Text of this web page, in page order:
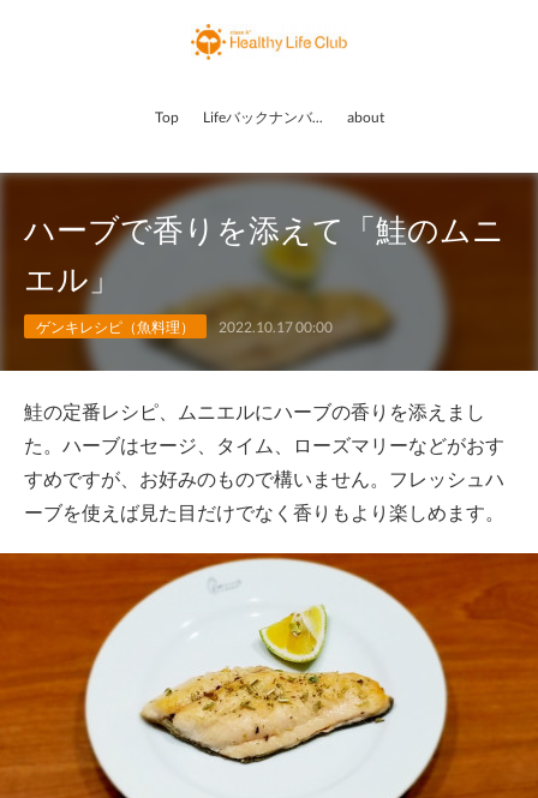
Top Lifeバックナンバー about
ハーブで香りを添えて「鮭のムニ
エル」
ゲンキレシピ（魚料理） 2022.10.17 00:00
鮭の定番レシピ、ムニエルにハーブの香りを添えまし
た。ハーブはセージ、タイム、ローズマリーなどがおす
すめですが、お好みのもので構いません。フレッシュハ
ーブを使えば見た目だけでなく香りもより楽しめます。